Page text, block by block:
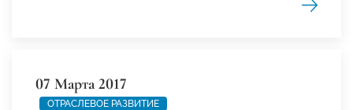
07 Марта 2017
ОТРАСЛЕВОЕ РАЗВИТИЕ